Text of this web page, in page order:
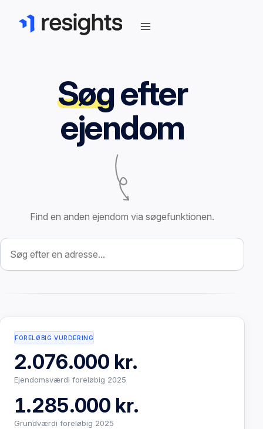
Søgefter
ejendom
Find en anden ejendom via søgefunktionen.
Søg efter ejendom
FORELØBIG VURDERING
2.076.000 kr.
Ejendomsværdi foreløbig 2025
1.285.000 kr.
Grundværdi foreløbig 2025